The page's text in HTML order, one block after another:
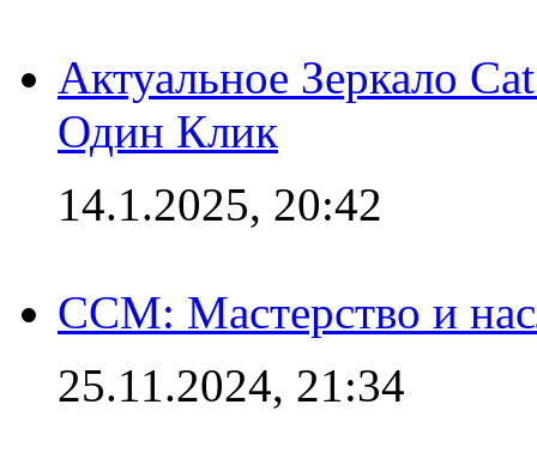
Актуальное Зеркало
Один Клик
14.1.2025, 20:42
CCM: Мастерство и
25.11.2024, 21:34